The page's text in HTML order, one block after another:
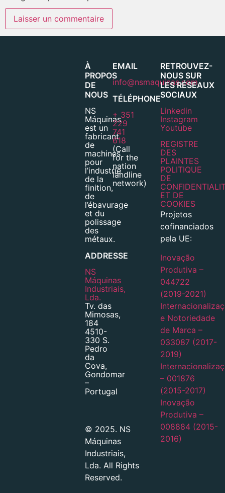
À
PROPOS
DE
NOUS
NS
Máquinas
est un
fabricant
de
machines
pour
l’industrie
de la
finition,
de
l’ébavurage
et du
polissage
des
métaux.
ADDRESSE
NS
Máquinas
Industriais,
Lda.
Tv. das
Mimosas,
184
4510-
330 S.
Pedro
da
Cova,
Gondomar
–
Portugal
EMAIL
info@nsmaquinas.com
TÉLÉPHONE
+ 351
229
741
618
(Call
for the
nation
landline
network)
© 2025. NS
Máquinas
Industriais,
Lda. All Rights
Reserved.
RETROUVEZ-
NOUS SUR
LES RÉSEAUX
SOCIAUX
Linkedin
Instagram
Youtube
REGISTRE
DES
PLAINTES
POLITIQUE
DE
ET DE
COOKIES
Projetos
cofinanciados
pela UE:
Inovação
Produtiva –
044722
(2019-2021)
e Notoriedade
de Marca –
033087 (2017-
2019)
– 001876
(2015-2017)
Inovação
Produtiva –
008884 (2015-
2016)